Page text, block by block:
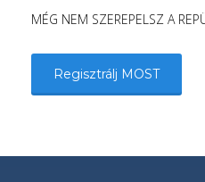
MÉG NEM SZEREPELSZ A
Regisztrálj MOST